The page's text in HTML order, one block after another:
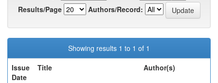
Results/Page
Authors/Record:
Showing results 1 to 1 of 1
Issue
Date
Title Author(s)